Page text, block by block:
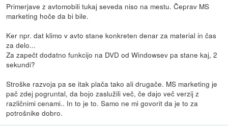
Primerjave z avtomobili tukaj seveda niso na mestu. Čeprav MS
marketing hoče da bi bile.
Ker npr. dat klimo v avto stane konkreten denar za material in čas
za delo...
Za zapečt dodatno funkcijo na DVD od Windowsev pa stane kaj, 2
sekundi?
Stroške razvoja pa se itak plača tako ali drugače. MS marketing je
pač zdej pogruntal, da bojo zaslužili več, če dajo več verzij z
različnimi cenami.. In to je to. Samo ne mi govorit da je to za
potrošnike dobro.